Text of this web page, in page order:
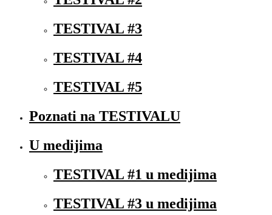
TESTIVAL #3
TESTIVAL #4
TESTIVAL #5
Poznati na TESTIVALU
U medijima
TESTIVAL #1 u medijima
TESTIVAL #3 u medijima